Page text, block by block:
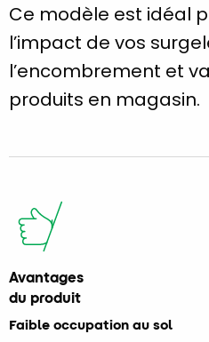
Ce modèle est idéal
l’impact de vos
l’encombrement et
produits en magasin.
Avantages
du produit
Faible occupation au sol